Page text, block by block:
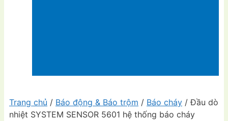
Trang chủ / Báo động & Báo trộm / Báo cháy / Đầu dò
nhiệt SYSTEM SENSOR 5601 hệ thống báo cháy